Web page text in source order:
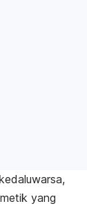
yang